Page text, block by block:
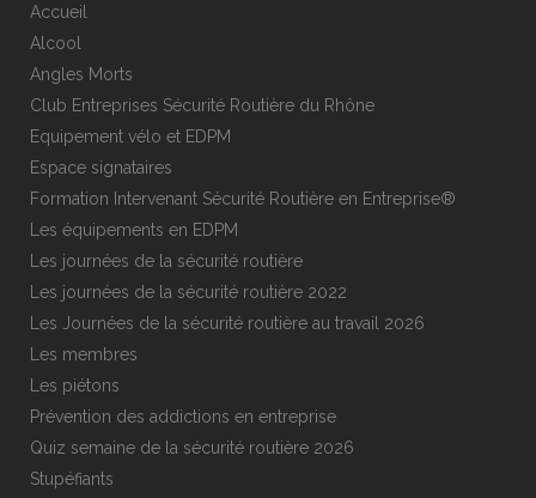
Accueil
Alcool
Angles Morts
Club Entreprises Sécurité Routière du Rhône
Equipement vélo et EDPM
Espace signataires
Formation Intervenant Sécurité Routière en Entreprise®
Les équipements en EDPM
Les journées de la sécurité routière
Les journées de la sécurité routière 2022
Les Journées de la sécurité routière au travail 2026
Les membres
Les piétons
Prévention des addictions en entreprise
Quiz semaine de la sécurité routière 2026
Stupéfiants